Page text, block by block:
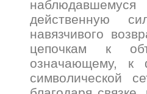
действенную
навязчивого
цепочкам к
означающему, к
символической